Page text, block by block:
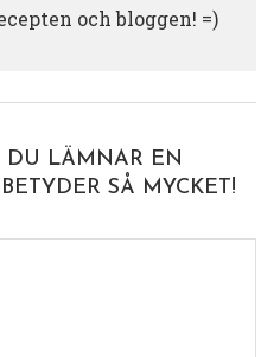
och bloggen! =)
DU LÄMNAR EN
SÅ MYCKET!